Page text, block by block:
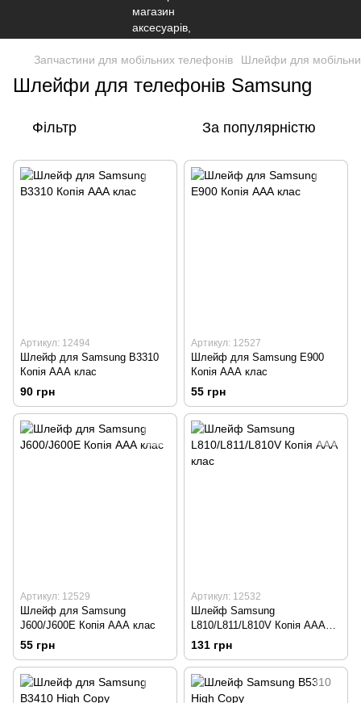
Запчастини для мобільних телефонів Шлейфи для
Шлейфи для телефонів Samsung
Фільтр За популярністю
Артикул: 12494
Шлейф для Samsung B3310
Копія ААА клас
90 грн
Артикул: 12527
Шлейф для Samsung E900
Копія ААА клас
55 грн
Артикул: 12529
Шлейф для Samsung
J600/J600E Копія ААА клас
55 грн
Артикул: 12532
Шлейф Samsung
L810/L811/L810V Копія ААА
клас
131 грн